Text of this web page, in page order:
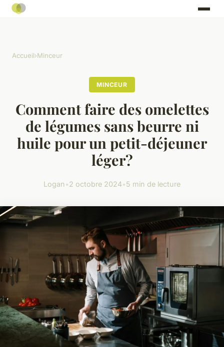
Accueil›Minceur
MINCEUR
Comment faire des omelettes
de légumes sans beurre ni
huile pour un petit-déjeuner
léger?
Logan•2 octobre 2024•5 min de lecture